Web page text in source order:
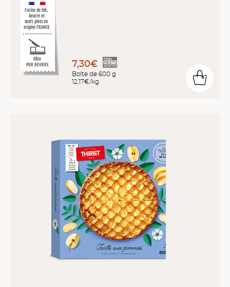
Farine de blé,
beurre et
œufs plein air
origine FRANCE
Pâte
PUR BEURRE 7,30€
Boîte de 600 g
12,17€/kg